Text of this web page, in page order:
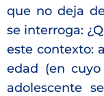
que no deja
se interroga:
este contexto:
edad (en
adolescente